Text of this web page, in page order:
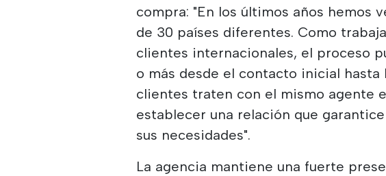
compra: "En los últimos años hemos
de 30 países diferentes. Como
clientes internacionales, el proceso
o más desde el contacto inicial hasta
clientes traten con el mismo agente
establecer una relación que
sus necesidades".
La agencia mantiene una fuerte